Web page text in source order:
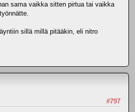
sama vaikka sitten pirtua tai vaikka
sillä millä pitääkin, eli nitro
#797